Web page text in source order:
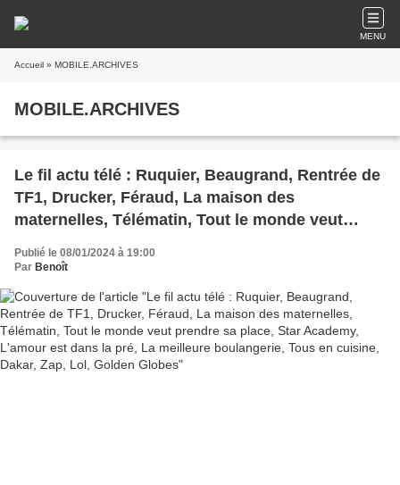
MENU
Accueil » MOBILE.ARCHIVES
MOBILE.ARCHIVES
Le fil actu télé : Ruquier, Beaugrand, Rentrée de
TF1, Drucker, Féraud, La maison des
maternelles, Télématin, Tout le monde veut
prendre sa place, Star Academy, L'amour est
dans la pré, La meilleure boulangerie, Tous en
Publié le 08/01/2024 à 19:00
Par Benoît